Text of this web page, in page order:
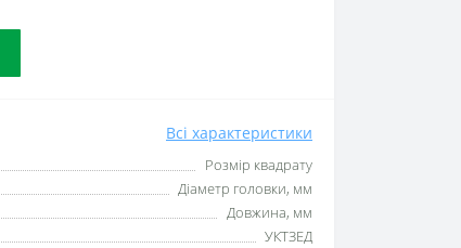
Всі характеристики
Розмір квадрату
Діаметр головки, мм
Довжина, мм
УКТЗЕД